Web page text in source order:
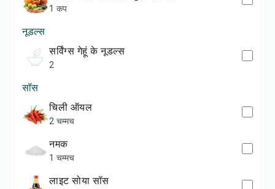
1 कप
नूडल्स
सर्विंग्स गेहूं के नूडल्स
2
सॉस
चिली ऑयल
2 चम्मच
नमक
1 चम्मच
लाइट सोया सॉस